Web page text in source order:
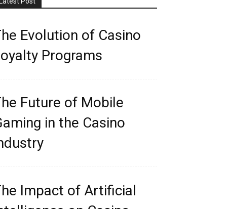
Evolution of Casino
Programs
Future of Mobile
in the Casino
Impact of Artificial